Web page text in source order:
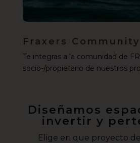
Fraxers Community
Te integras a la comunidad de
socio-/propietario de nuestros
Diseñamos
invertir y
Elige en que proyecto